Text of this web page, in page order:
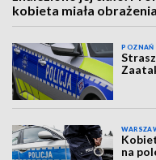
kobieta miała
POZNAŃ
na